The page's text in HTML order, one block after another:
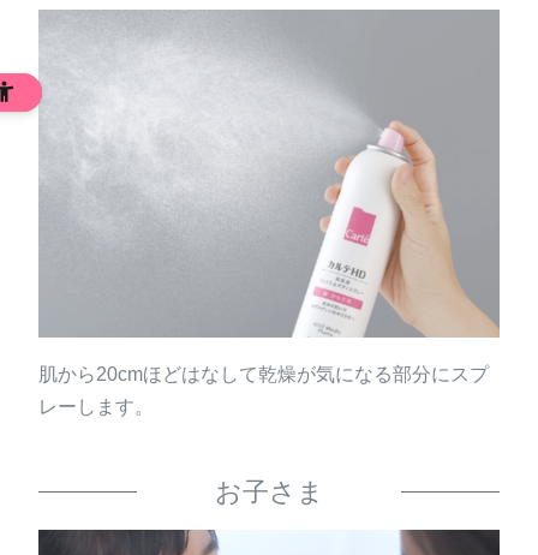
あなたの肌へのおもいやり
アレルギーテスト、敏感肌の方の協力によるパッチテス
ト済み、 スティンギング(皮膚刺激感)テスト済み、無香
料、無着色、 アルコール(エチルアルコール)フリー、低
※すべてのかたにアレルギーや皮膚刺激が起きない、刺激感
がないというわけではありません。
肌から20cmほどはなして乾燥が気になる部分にスプ
レーします。
お子さま